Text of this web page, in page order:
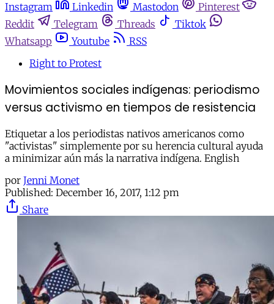
Instagram
Linkedin Mastodon
Pinterest
Reddit
Telegram Threads
Tiktok
Whatsapp
Youtube
RSS
Right to Protest
Movimientos sociales indígenas: periodismo
versus activismo en tiempos de resistencia
Etiquetar a los periodistas nativos americanos como
"activistas" simplemente por su herencia cultural ayuda
a minimizar aún más la narrativa indígena. English
por Jenni Monet
Published: December 16, 2017, 1:12 pm
Share